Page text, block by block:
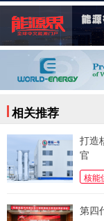
相关推荐
打造
官
核能
第四